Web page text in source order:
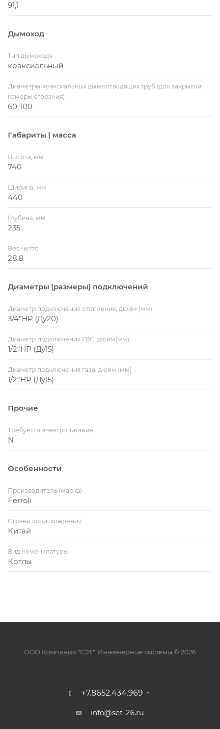
91,1
Дымоход
Тип дымохода
коаксиальный
Диаметры коаксиальных дымоотводящих труб (для закрытой
камеры сгорания)
60-100
Габариты | масса
Высота, мм
740
Ширина, мм
440
Глубина, мм
235
Вес нетто
28,8
Диаметры (размеры) подключений
Диаметр подключения отопления, дюйм (мм)
3/4"НР (Ду20)
Диаметр подключения ГВС, дюйм(мм)
1/2"НР (Ду15)
Диаметр подключения газа, дюйм (мм)
1/2"НР (Ду15)
Прочие
Требуется электропитание
N
Особенности
Производитель (марка)
Ferroli
Страна происхождения
Китай
Вид номенклатуры
Котлы
ООО Компания "СЭТ". Инженерные системы © 2026
+7.8652.434.969
info@set-26.ru